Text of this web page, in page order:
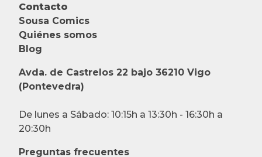
Contacto
Sousa Comics
Quiénes somos
Blog
Avda. de Castrelos 22 bajo 36210 Vigo
(Pontevedra)
De lunes a Sábado: 10:15h a 13:30h - 16:30h a
20:30h
Preguntas frecuentes